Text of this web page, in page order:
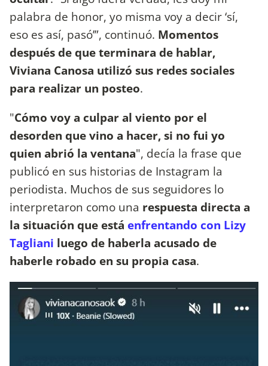
palabra de honor, yo misma voy a decir ‘sí,
eso es así, pasó’”, continuó. Momentos
después de que terminara de hablar,
Viviana Canosa utilizó sus redes sociales
para realizar un posteo.
"Cómo voy a culpar al viento por el
desorden que vino a hacer, si no fui yo
quien abrió la ventana", decía la frase que
publicó en sus historias de Instagram la
periodista. Muchos de sus seguidores lo
interpretaron como una respuesta directa a
la situación que está enfrentando con Lizy
Tagliani luego de haberla acusado de
haberle robado en su propia casa.